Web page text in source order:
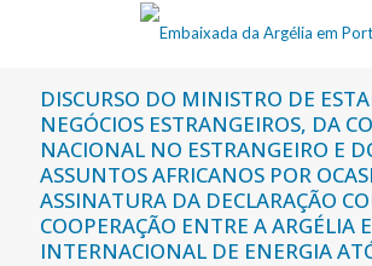
DISCURSO DO MINISTRO DE
NEGÓCIOS ESTRANGEIROS, DA
NACIONAL NO ESTRANGEIRO E
ASSUNTOS AFRICANOS POR
ASSINATURA DA DECLARAÇÃO
COOPERAÇÃO ENTRE A ARGÉLIA
INTERNACIONAL DE ENERGIA